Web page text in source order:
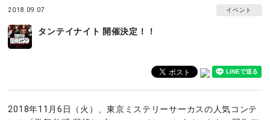
2018.09.07 イベント
タンテイナイト 開催決定！！
2018年11月6日（火）、東京ミステリーサーカスの人気コンテ